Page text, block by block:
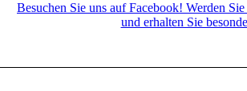
Besuchen Sie uns auf Facebook! Werden
und erhalten Sie